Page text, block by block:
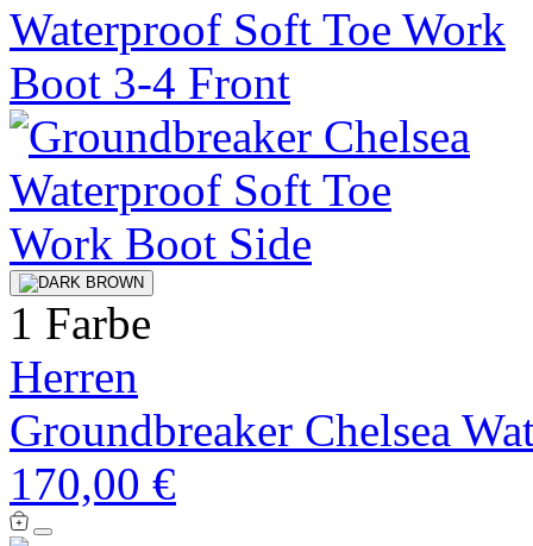
1 Farbe
Herren
Groundbreaker Chelsea
170,00 €